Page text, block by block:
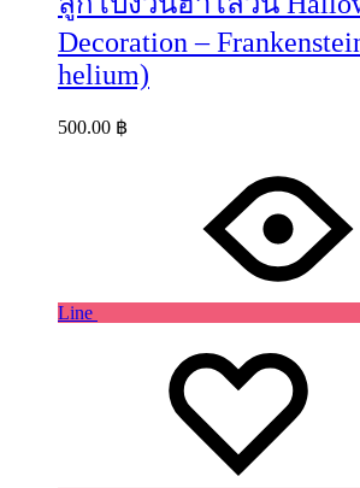
Decoration –
helium)
500.00 ฿
Line